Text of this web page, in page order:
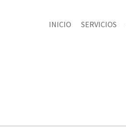
INICIO SERVICIOS